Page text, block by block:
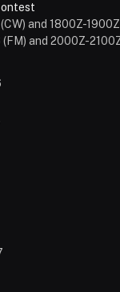
and 1800Z-
and 2000Z-